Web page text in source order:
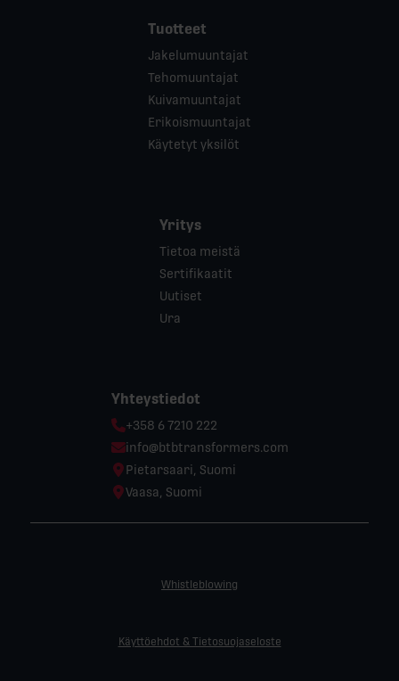
Tuotteet
Jakelumuuntajat
Tehomuuntajat
Kuivamuuntajat
Erikoismuuntajat
Käytetyt yksilöt
Yritys
Tietoa meistä
Sertifikaatit
Uutiset
Ura
Yhteystiedot
Phone:
+358 6 7210 222
Email:
info@btbtransformers.com
Location:
Pietarsaari, Suomi
Location:
Vaasa, Suomi
Whistleblowing
Käyttöehdot & Tietosuojaseloste